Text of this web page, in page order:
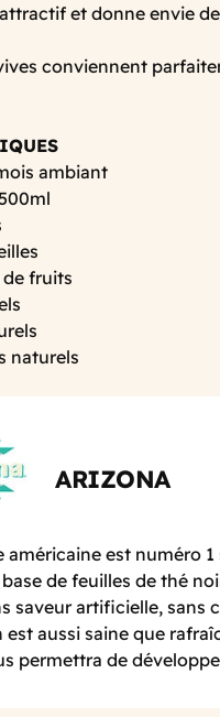
et donne envie
conviennent
ambiant
de fruits
naturels
ARIZONA
américaine est numéro
de feuilles de thé
saveur artificielle, sans
aussi saine que
permettra de